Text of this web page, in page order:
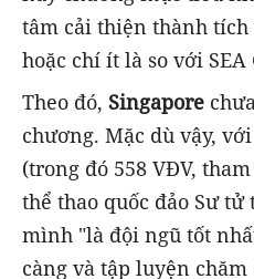
tâm cải thiện thành
hoặc chí ít là so với SEA
Theo đó, Singapore
chương. Mặc dù vậy,
(trong đó 558 VĐV,
thể thao quốc đảo Sư
mình "là đội ngũ tốt
càng và tập luyện